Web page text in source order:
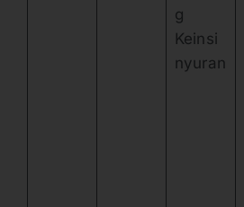
g
Keinsi
nyuran